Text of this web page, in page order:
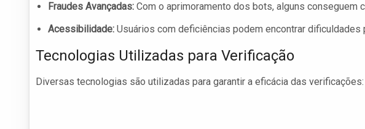
Fraudes Avançadas: Com o aprimoramento dos bots, alguns conseguem
Acessibilidade: Usuários com deficiências podem encontrar
Tecnologias Utilizadas para Verificação
Diversas tecnologias são utilizadas para garantir a eficácia das verificações: